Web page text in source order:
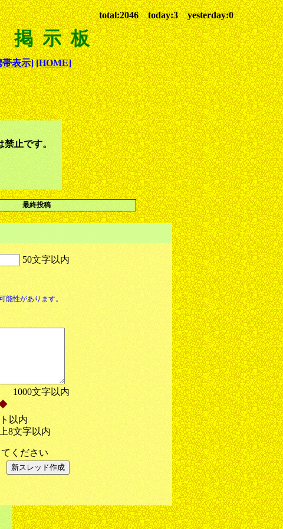
total:2046 today:3 yesterday:0
掲示板
帯表示] [HOME]
止です。
最終投稿
50文字以内
性があります。
1000文字以内
以内
8文字以内
ください